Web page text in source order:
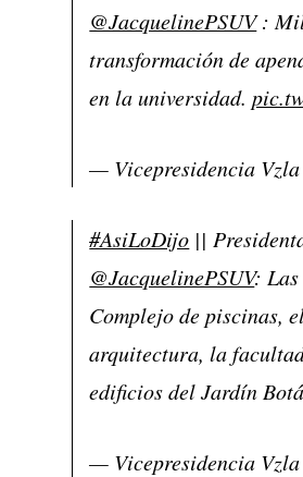
@JacquelinePSUV:
transformación de
en la universidad.
— Vicepresidencia
#AsiLoDijo ||
@JacquelinePSUV:
Complejo de piscinas,
arquitectura, la
edificios del Jardín
— Vicepresidencia